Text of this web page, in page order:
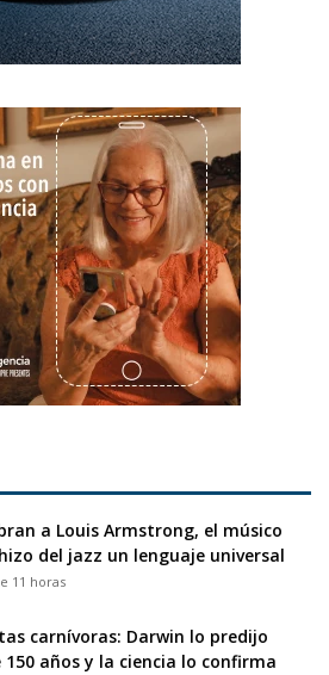
a Louis Armstrong, el músico
del jazz un lenguaje universal
11 horas
carnívoras: Darwin lo predijo
150 años y la ciencia lo confirma